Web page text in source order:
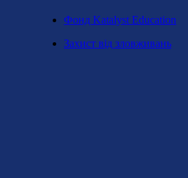
Фонд Katalyst Education
Захист від зловживань